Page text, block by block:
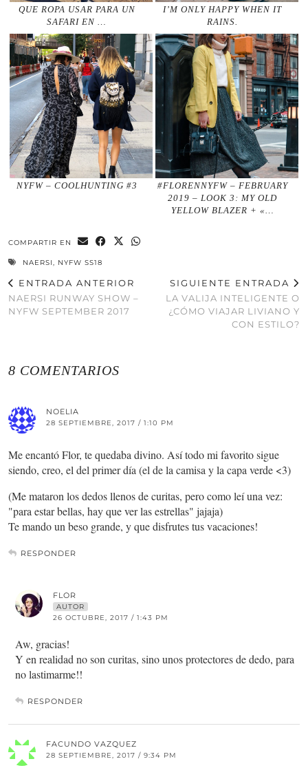
QUE ROPA USAR PARA UN
SAFARI EN …
I’M ONLY HAPPY WHEN IT
RAINS.
NYFW – COOLHUNTING #3
#FLORENNYFW – FEBRUARY
2019 – LOOK 3: MY OLD
YELLOW BLAZER + «…
COMPARTIR EN
NAERSI, NYFW SS18
ENTRADA ANTERIOR
NAERSI RUNWAY SHOW –
NYFW SEPTEMBER 2017
SIGUIENTE ENTRADA
LA VALIJA INTELIGENTE O
¿CÓMO VIAJAR LIVIANO Y
CON ESTILO?
8 COMENTARIOS
NOELIA
28 SEPTIEMBRE, 2017 / 1:10 PM
Me encantó Flor, te quedaba divino. Así todo mi favorito sigue
siendo, creo, el del primer día (el de la camisa y la capa verde <3)
(Me mataron los dedos llenos de curitas, pero como leí una vez:
"para estar bellas, hay que ver las estrellas" jajaja)
Te mando un beso grande, y que disfrutes tus vacaciones!
RESPONDER
FLOR
AUTOR
26 OCTUBRE, 2017 / 1:43 PM
Aw, gracias!
Y en realidad no son curitas, sino unos protectores de dedo, para
no lastimarme!!
RESPONDER
FACUNDO VAZQUEZ
28 SEPTIEMBRE, 2017 / 9:34 PM